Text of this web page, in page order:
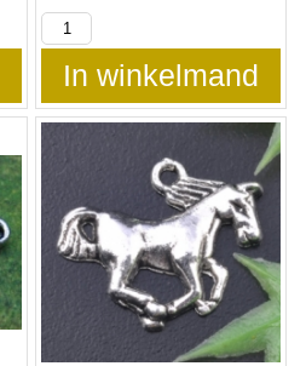
In winkelmand